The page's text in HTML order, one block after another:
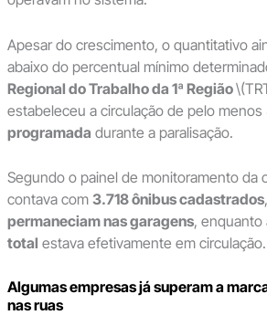
Apesar do crescimento, o quantitativo
abaixo do percentual mínimo
Regional do Trabalho da 1ª Região
estabeleceu a circulação de pelo menos
programada durante a paralisação.
Segundo o painel de monitoramento da
contava com 3.718 ônibus cadastrados
permaneciam nas garagens, enquanto
total estava efetivamente em circulação.
Algumas empresas já superam a
nas ruas